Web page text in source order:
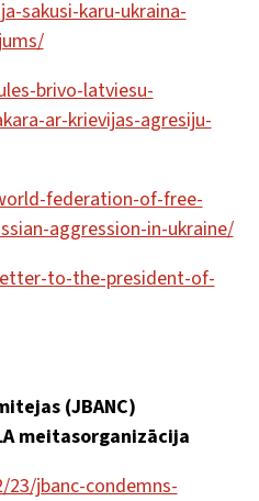
sakusi-karu-ukraina-
brivo-latviesu-
ar-krievijas-agresiju-
federation-of-free-
aggression-in-ukraine/
to-the-president-of-
(JBANC)
meitasorganizācija
jbanc-condemns-